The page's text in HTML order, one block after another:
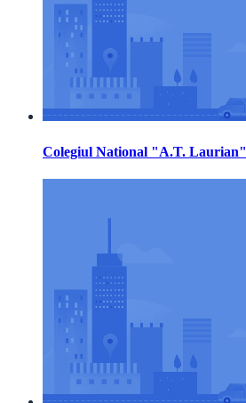
Colegiul National "A.T. Laurian"